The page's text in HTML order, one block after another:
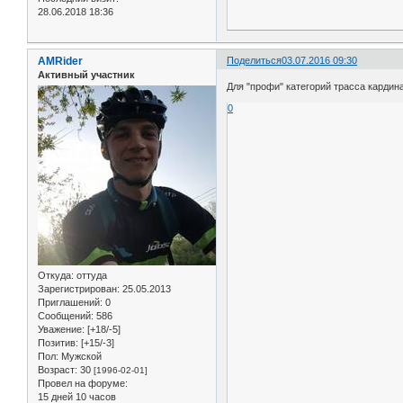
28.06.2018 18:36
Поделиться03.07.2016 09:30
AMRider
Активный участник
Откуда: оттуда
Зарегистрирован: 25.05.2013
Приглашений: 0
Сообщений: 586
Уважение: [+18/-5]
Позитив: [+15/-3]
Пол: Мужской
Возраст: 30 [1996-02-01]
Провел на форуме:
15 дней 10 часов
Для "профи" категорий трасса
0